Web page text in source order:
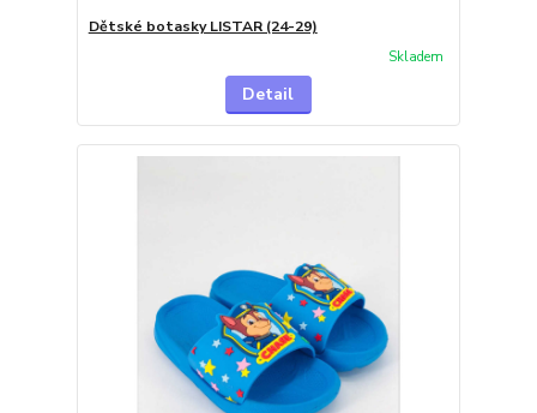
Dětské botasky LISTAR (24-29)
Skladem
Detail